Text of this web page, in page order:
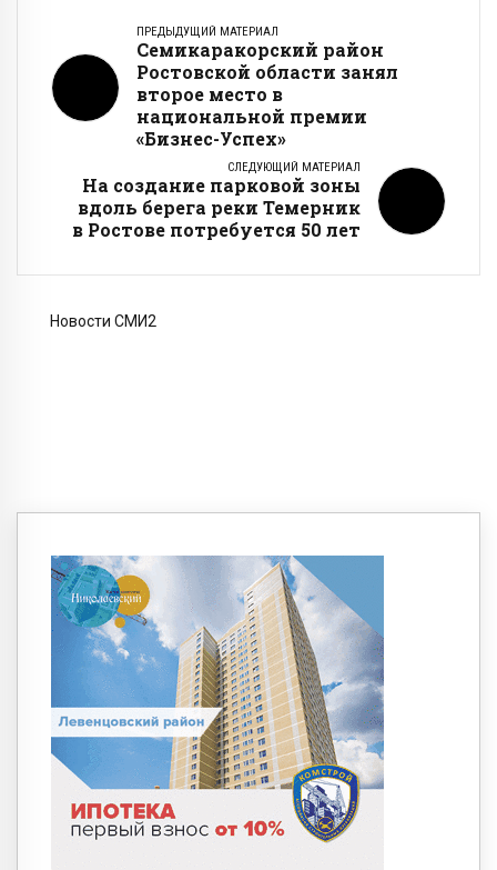
ПРЕДЫДУЩИЙ МАТЕРИАЛ
Семикаракорский район
Ростовской области занял
второе место в
национальной премии
«Бизнес-Успех»
СЛЕДУЮЩИЙ МАТЕРИАЛ
На создание парковой зоны
вдоль берега реки Темерник
в Ростове потребуется 50 лет
Новости СМИ2